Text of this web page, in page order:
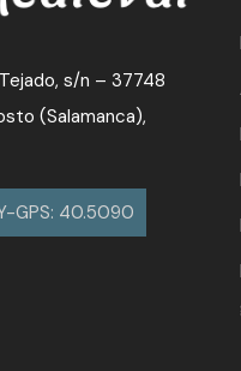
s/n – 37748
(Salamanca),
GPS: 40.5090